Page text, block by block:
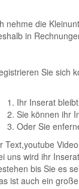
nehme die
in
Sie sich
Ihr Inserat
Sie können ihr
Oder Sie
Text,youtube
uns wird ihr
bis Sie es
ist auch ein